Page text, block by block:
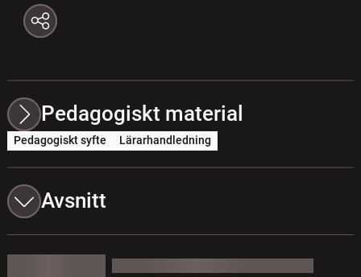
Pedagogiskt material
Pedagogiskt syfte Lärarhandledning
Avsnitt